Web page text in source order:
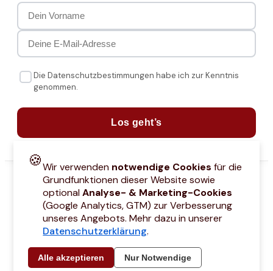
Die Datenschutzbestimmungen habe ich zur Kenntnis
genommen.
Los geht’s
© 2021 –
by Joyce Hübner | All Rights Reserved
🍪Wir verwenden notwendige Cookies für die
Grundfunktionen dieser Website sowie
optionalAnalyse- & Marketing-Cookies
(Google Analytics, GTM) zur Verbesserung
unseres Angebots. Mehr dazu in unserer
Datenschutzerklärung.
Alle akzeptieren Nur Notwendige